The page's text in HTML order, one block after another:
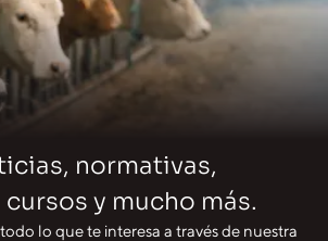
normativas,
y mucho más.
lo que te interesa a través de nuestra